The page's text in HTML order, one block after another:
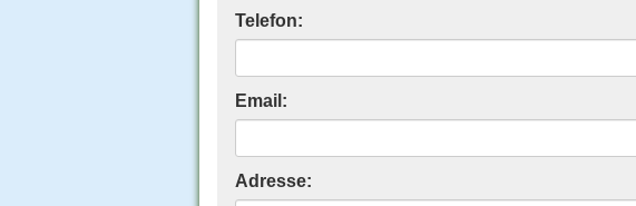
Telefon:
Email:
Adresse: